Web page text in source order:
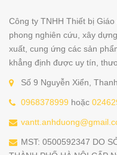
Công ty TNHH Thiết bị
phong nghiên cứu, xây
xuất, cung ứng các sản
khẳng định được uy tín,
Số 9 Nguyễn Xiển,
0968378999 hoặc
MST: 0500592347 DO